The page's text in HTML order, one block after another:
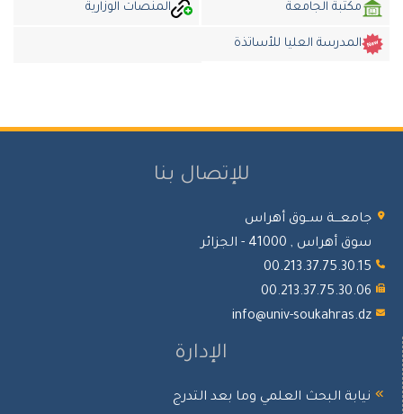
مكتبة الجامعة المنصات الوزارية
المدرسة العليا للأساتذة
للإتصال بنا
جامعـــة ســوق أهراس
سوق أهراس , 41000 - الجزائر
00.213.37.75.30.15
00.213.37.75.30.06
info@univ-soukahras.dz
الإدارة
نيابة البحث العلمي وما بعد التدرج